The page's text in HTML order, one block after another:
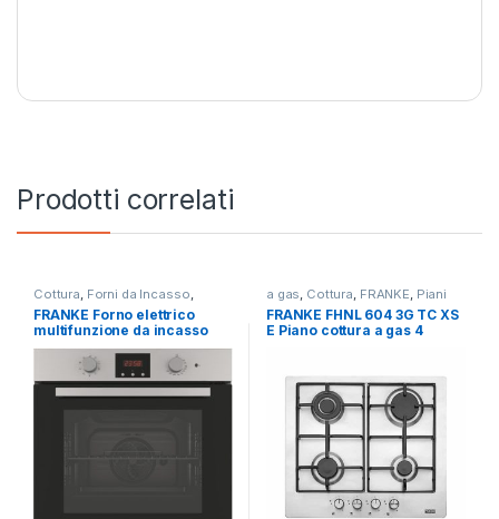
Prodotti correlati
Cottura, Forni da Incasso,
FRANKE
FRANKE Forno elettrico
multifunzione da incasso
FSL 86 H XS
a gas, Cottura, FRANKE, Piani
Cottura
FRANKE FHNL 604 3G TC XS
E Piano cottura a gas 4